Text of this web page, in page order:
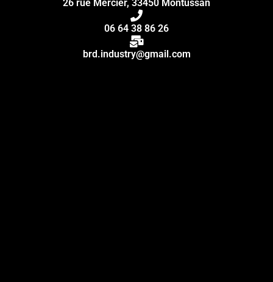
26 rue Mercier, 33450 Montussan
06 64 38 86 26
brd.industry@gmail.com